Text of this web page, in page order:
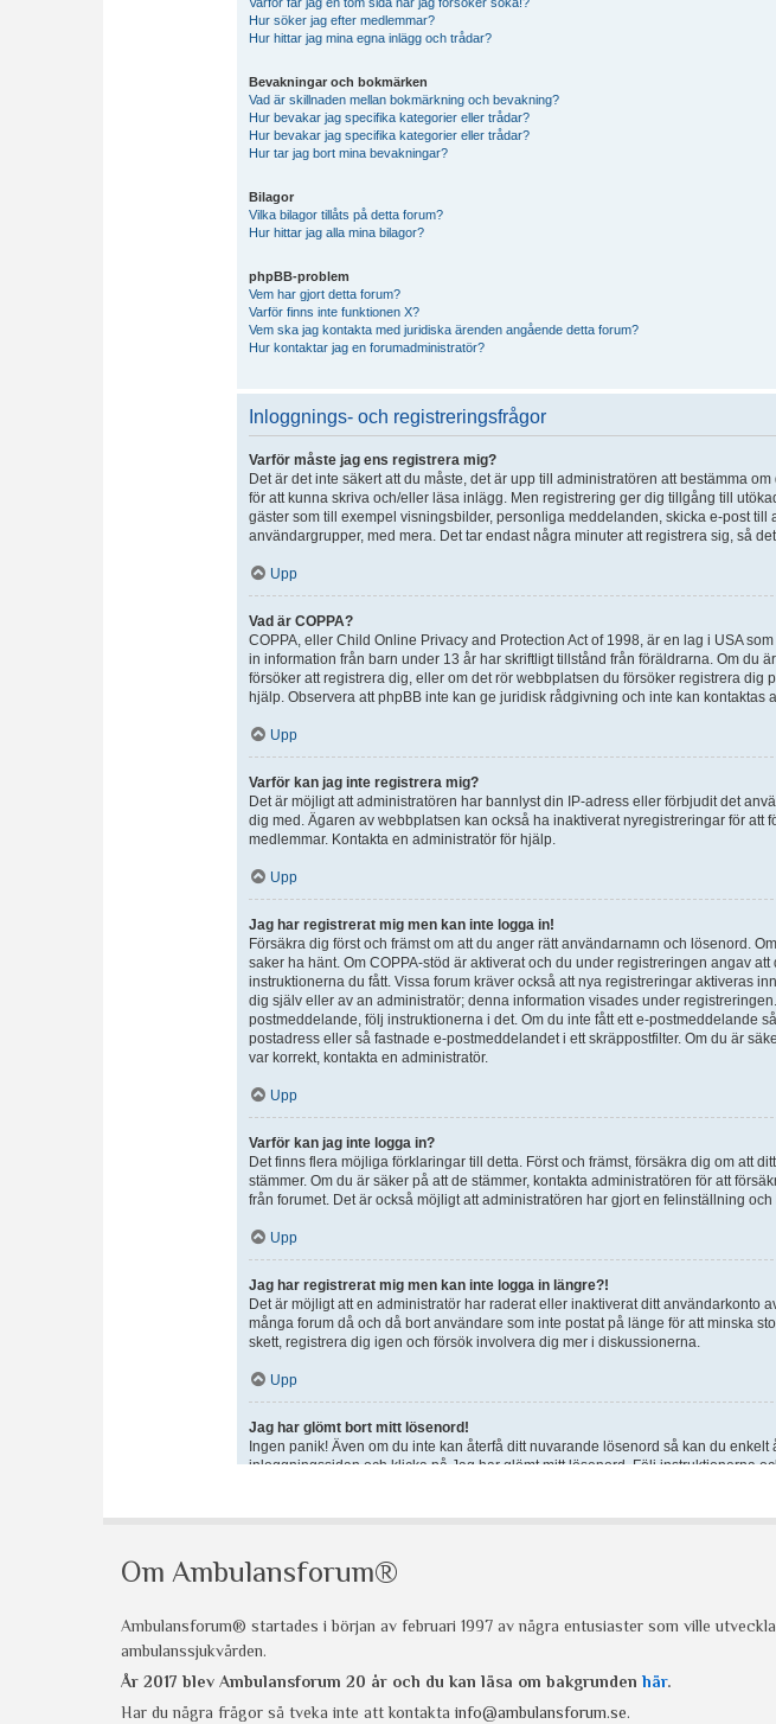
Om Ambulansforum®
Ambulansforum® startades i början av februari 1997 av några entusiaster som ville utveckla
ambulanssjukvården.
År 2017 blev Ambulansforum 20 år och du kan läsa om bakgrunden här.
Har du några frågor så tveka inte att kontakta info@ambulansforum.se.